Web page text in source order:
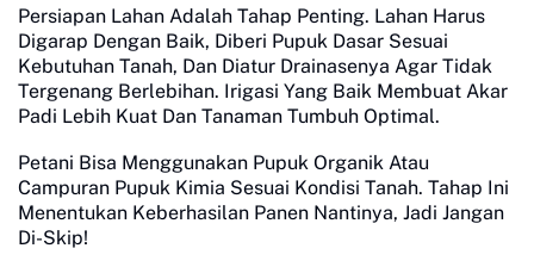
Persiapan Lahan Adalah Tahap Penting. Lahan Harus
Digarap Dengan Baik, Diberi Pupuk Dasar Sesuai
Kebutuhan Tanah, Dan Diatur Drainasenya Agar Tidak
Tergenang Berlebihan. Irigasi Yang Baik Membuat Akar
Padi Lebih Kuat Dan Tanaman Tumbuh Optimal.
Petani Bisa Menggunakan Pupuk Organik Atau
Campuran Pupuk Kimia Sesuai Kondisi Tanah. Tahap Ini
Menentukan Keberhasilan Panen Nantinya, Jadi Jangan
Di-Skip!